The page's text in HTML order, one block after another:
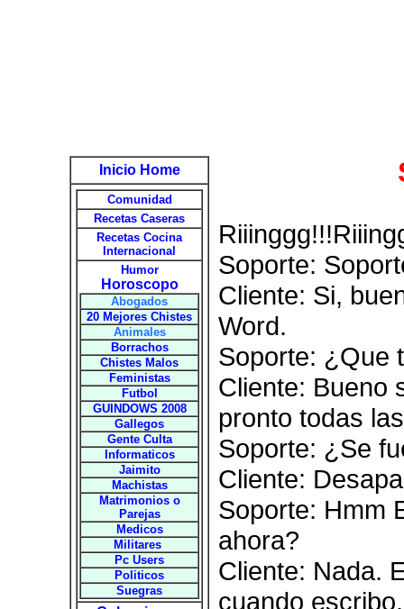
Inicio Home
Comunidad
Recetas Caseras
Recetas Cocina
Internacional
Humor
Horoscopo
Abogados
20 Mejores Chistes
Animales
Borrachos
Chistes Malos
Feministas
Futbol
GUINDOWS 2008
Gallegos
Gente Culta
Informaticos
Jaimito
Machistas
Matrimonios o
Parejas
Medicos
Militares
Pc Users
Politicos
Suegras
Soporte:
Cliente: Si,
Word.
Soporte: ¿Que
Cliente: Bueno
pronto todas
Soporte: ¿Se
Cliente:
Soporte: Hmm
ahora?
Cliente: Nada.
cuando escribo.